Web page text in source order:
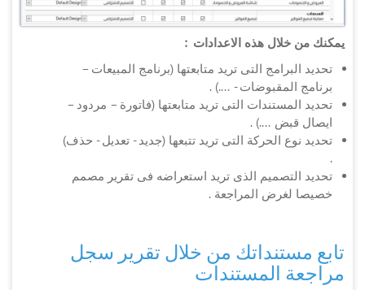
يمكنك من خلال هذه الاعدادات :
تحديد البرامج التى تريد متابعتها (برنامج المبيعات –
برنامج المقبوضات - ....) .
تحديد المستندات التى تريد متابعتها (فاتورة – مردود –
ايصال قبض ....) .
تحديد نوع الحركة التى تريد تتبعها (جديد - تعديل - حذف)
.
تحديد التصميم الذى تريد استعراضه فى تقرير مصمم
خصيصا لغرض المراجعة .
تابع مستنداتك من خلال تقرير سجل
مراجعة المستندات